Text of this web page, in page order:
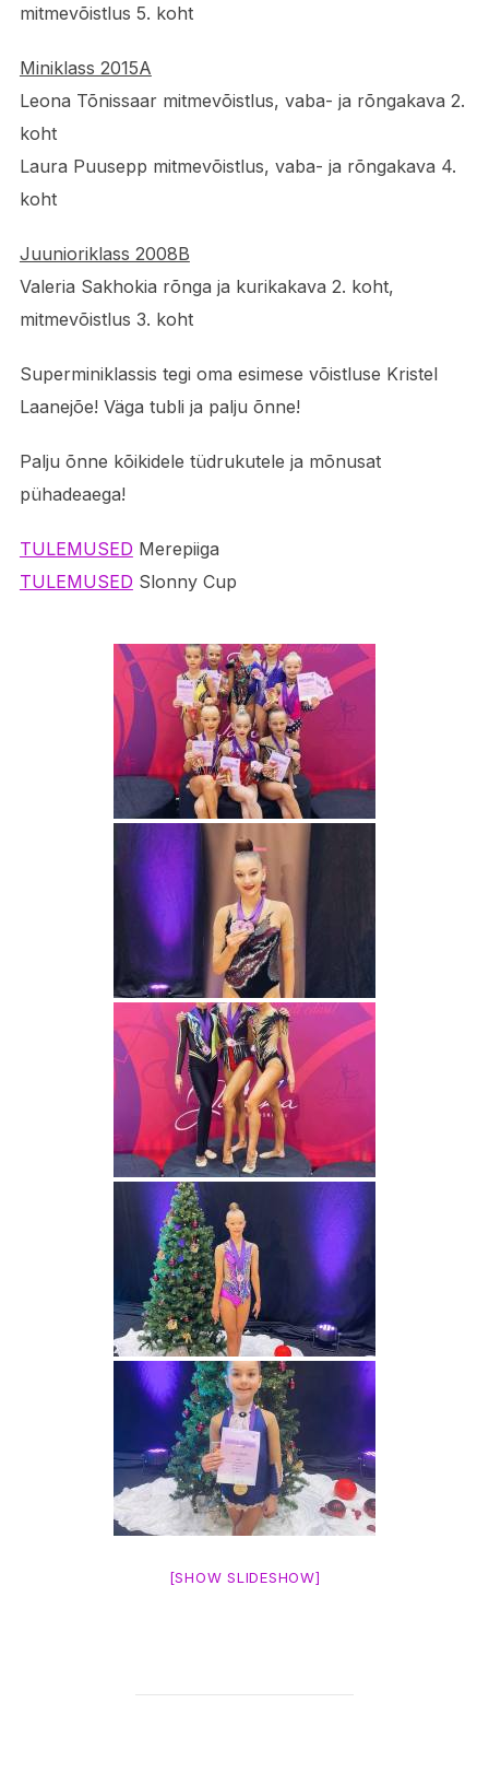
mitmevõistlus 5. koht
Miniklass 2015A
Leona Tõnissaar mitmevõistlus, vaba- ja rõngakava 2.
koht
Laura Puusepp mitmevõistlus, vaba- ja rõngakava 4.
koht
Juunioriklass 2008B
Valeria Sakhokia rõnga ja kurikakava 2. koht,
mitmevõistlus 3. koht
Superminiklassis tegi oma esimese võistluse Kristel
Laanejõe! Väga tubli ja palju õnne!
Palju õnne kõikidele tüdrukutele ja mõnusat
pühadeaega!
TULEMUSED Merepiiga
TULEMUSED Slonny Cup
[SHOW SLIDESHOW]